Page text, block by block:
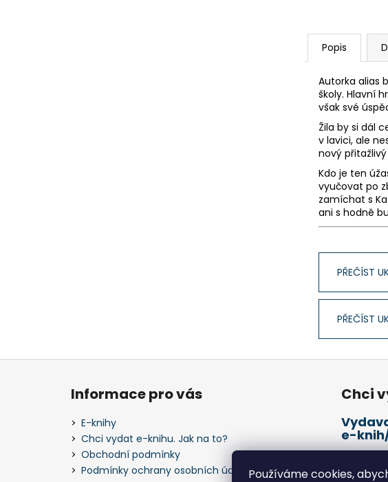
Používáme cookies,
Popis
Autorka alias
školy. Hlavní
však své
Žila by si dál
v lavici, ale
nový
Kdo je ten
vyučovat po
zamíchat s
ani s hodně
PŘEČÍST
PŘEČÍST
Z
Informace pro vás
E-knihy
Chci vydat e-knihu. Jak na to?
Obchodní podmínky
Podmínky ochrany osobních údajů
Chci
e-
Kde